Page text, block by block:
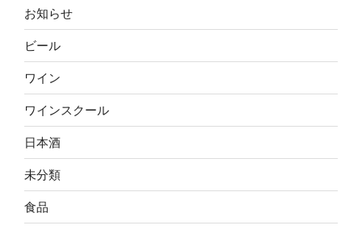
お知らせ
ビール
ワイン
ワインスクール
日本酒
未分類
食品